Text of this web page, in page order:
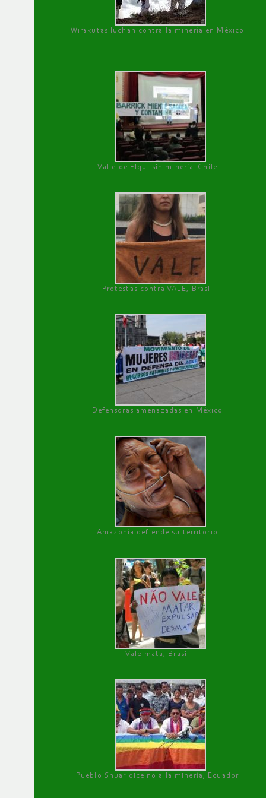
Wirakutas luchan contra la minería en México
Valle de Elqui sin minería. Chile
Protestas contra VALE, Brasil
Defensoras amenazadas en México
Amazonía defiende su territorio
Vale mata, Brasil
Pueblo Shuar dice no a la minería, Ecuador